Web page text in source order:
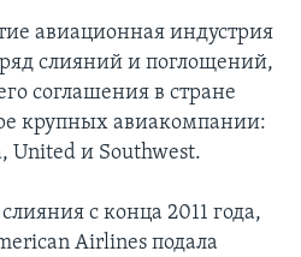
авиационная индустрия
слияний и поглощений,
соглашения в стране
крупных авиакомпании:
United и Southwest.
с конца 2011 года,
Airlines подала